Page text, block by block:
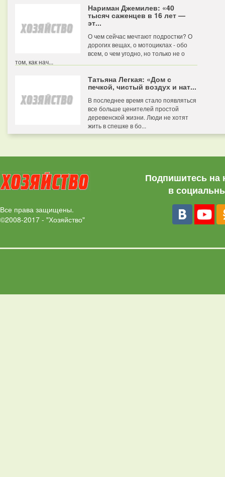
Нариман Джемилев: «40
тысяч саженцев в 16 лет —
эт...
О чем сейчас мечтают подростки? О
дорогих вещах, о мотоциклах - обо
всем, о чем угодно, но только не о
том, как нач...
Татьяна Легкая: «Дом с
печкой, чистый воздух и нат...
В последнее время стало появляться
все больше ценителей простой
деревенской жизни. Люди не хотят
жить в спешке в бо...
Все права защищены.
©2008-2017 - "Хозяйство"
Подпишитесь на
в